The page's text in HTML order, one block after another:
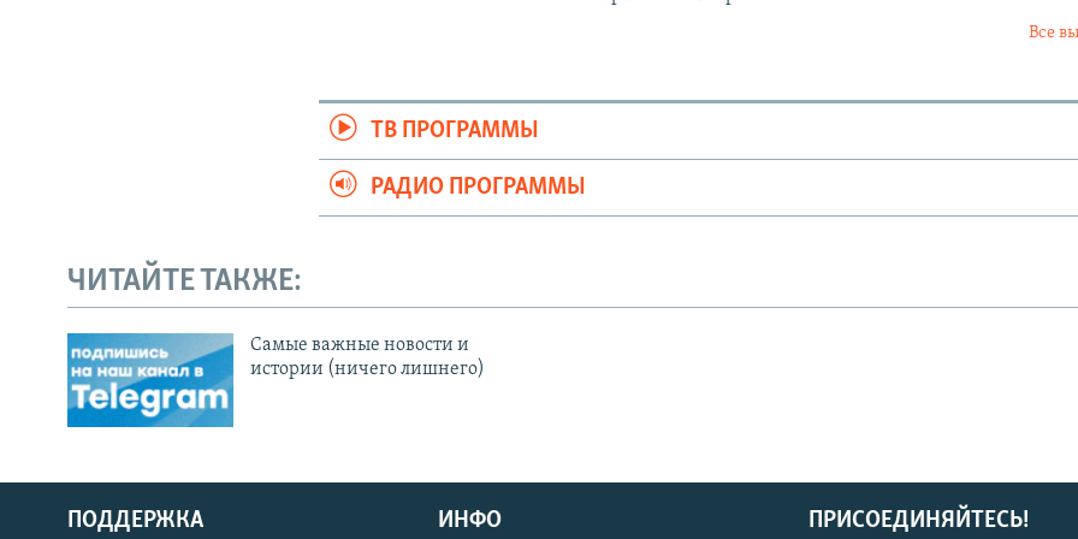
Все
ТВ ПРОГРАММЫ
РАДИО ПРОГРАММЫ
ЧИТАЙТЕ ТАКЖЕ:
Cамые важные новости и
истории (ничего лишнего)
ПРИСОЕДИНЯЙТЕСЬ!
ПОДДЕРЖКА ИНФО